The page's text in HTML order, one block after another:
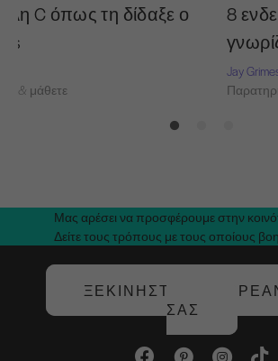
C όπως τη δίδαξε ο
& μάθετε
8
Jay
Μας αρέσει να προσφέρουμε στην
Δείτε τους τρόπους με τους οποίους
ΞΕΚΙΝΉΣΤΕ ΤΗ
ΣΑΣ